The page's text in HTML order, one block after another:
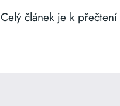
Celý článek je k přečtení